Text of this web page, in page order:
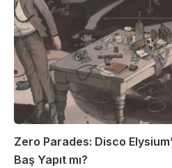
Zero Parades: Disco
Baş Yapıt mı?